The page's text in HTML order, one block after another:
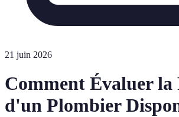
21 juin 2026
Comment Évaluer
d'un Plombier